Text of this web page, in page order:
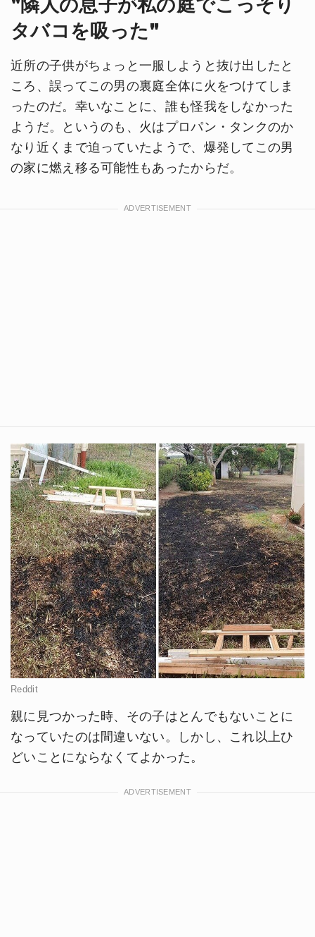
"隣人の息子が私の庭でこっそり
タバコを吸った"
近所の子供がちょっと一服しようと抜け出したと
ころ、誤ってこの男の裏庭全体に火をつけてしま
ったのだ。幸いなことに、誰も怪我をしなかった
ようだ。というのも、火はプロパン・タンクのか
なり近くまで迫っていたようで、爆発してこの男
の家に燃え移る可能性もあったからだ。
Reddit
親に見つかった時、その子はとんでもないことに
なっていたのは間違いない。しかし、これ以上ひ
どいことにならなくてよかった。